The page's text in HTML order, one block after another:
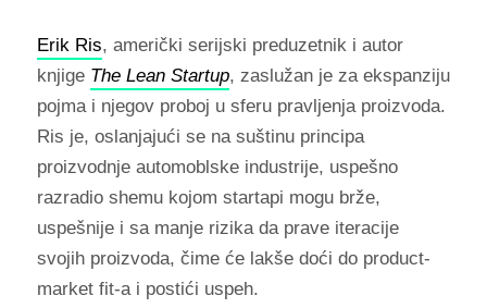
Erik Ris, američki serijski preduzetnik i autor
knjige The Lean Startup, zaslužan je za ekspanziju
pojma i njegov proboj u sferu pravljenja proizvoda.
Ris je, oslanjajući se na suštinu principa
proizvodnje automoblske industrije, uspešno
razradio shemu kojom startapi mogu brže,
uspešnije i sa manje rizika da prave iteracije
svojih proizvoda, čime će lakše doći do product-
market fit-a i postići uspeh.